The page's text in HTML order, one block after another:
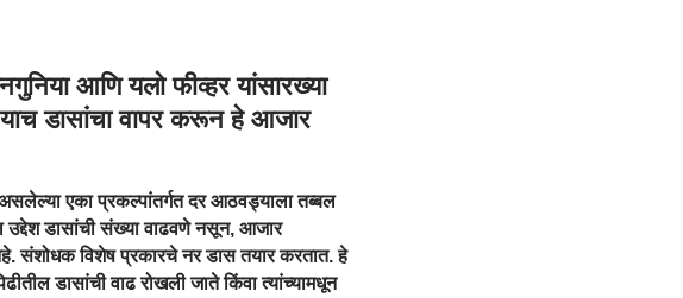
आणि यलो फीव्हर यांसारख्या
डासांचा वापर करून हे आजार
एका प्रकल्पांतर्गत दर आठवड्याला तब्बल
उद्देश डासांची संख्या वाढवणे नसून, आजार
संशोधक विशेष प्रकारचे नर डास तयार करतात. हे
डासांची वाढ रोखली जाते किंवा त्यांच्यामधून